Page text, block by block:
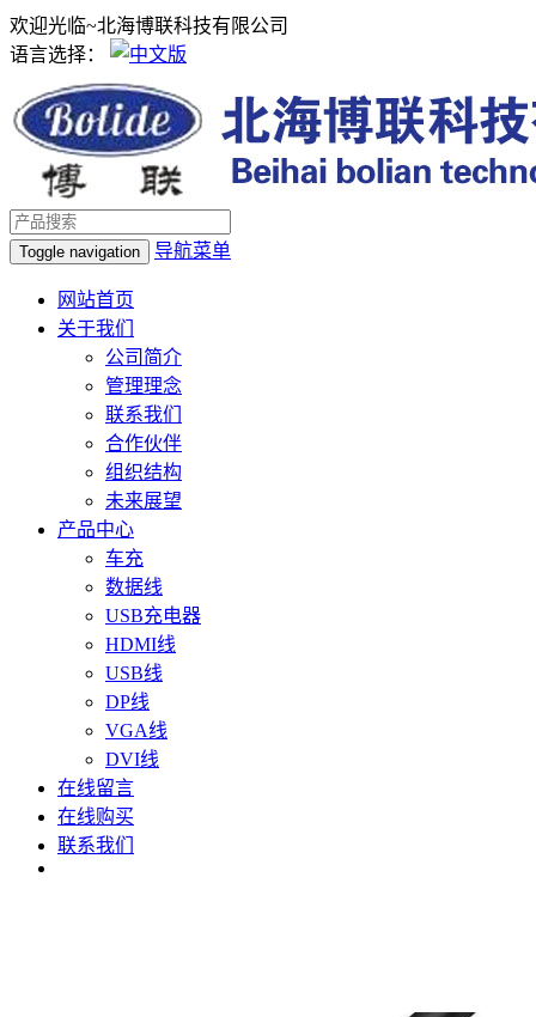
欢迎光临~北海博联科技有限公司
语言选择：
Toggle navigation 导航菜单
网站首页
关于我们
公司简介
管理理念
联系我们
合作伙伴
组织结构
未来展望
产品中心
车充
数据线
USB充电器
HDMI线
USB线
DP线
VGA线
DVI线
在线留言
在线购买
联系我们